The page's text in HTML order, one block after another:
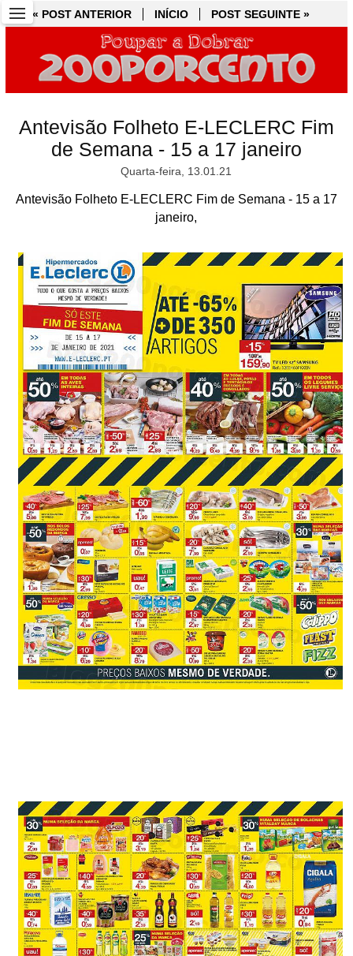
« POST ANTERIOR INÍCIO POST SEGUINTE »
Antevisão Folheto E-LECLERC Fim
de Semana - 15 a 17 janeiro
Quarta-feira, 13.01.21
Antevisão Folheto E-LECLERC Fim de Semana - 15 a 17
janeiro,
« POST ANTERIOR INÍCIO POST SEGUINTE »